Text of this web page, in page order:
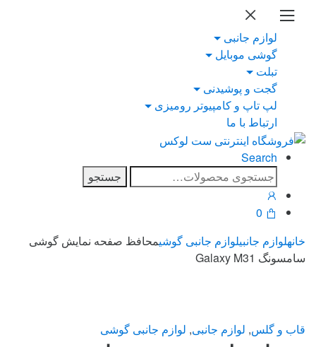
Skip
navigation
Skip
لوازم جانبی
گوشی موبایل
تبلت
گجت و پوشیدنی
لپ تاپ و کامپیوتر رومیزی
ارتباط با ما
Search
جستجو
برای:
جستجو
0
خانهلوازم جانبیلوازم جانبی گوشیمحافظ صفحه نمایش گوشی
سامسونگ Galaxy M31
قاب و گلس, لوازم جانبی, لوازم جانبی گوشی